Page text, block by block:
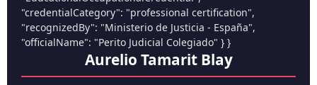
"credentialCategory": "professional certification",
"recognizedBy": "Ministerio de Justicia - España",
"officialName": "Perito Judicial Colegiado" } }
Aurelio Tamarit Blay